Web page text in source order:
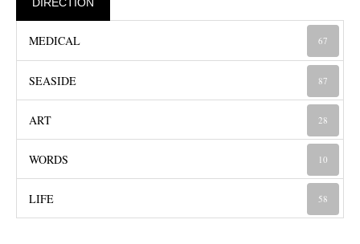
MEDICAL 67
SEASIDE 87
ART 28
WORDS 10
LIFE 58